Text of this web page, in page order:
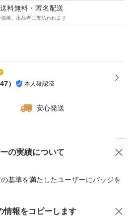
ない方は絶対に購入しないでくだ
ています。 全て不当評価扱いで
とお得です。ヤフオクは「ゴー
る場合ありますが週末（土・
です。 カテゴリ限定等、実施し
で期間・価格など条件の詳細は検
。 クーポンもらえるサイトから
マクーポン(5%OFF)は終了した
・使用手順】 ①クーポン獲得す
ば土・日にもらえます）。ヤフ
検索すれば出てきます。 ヤフオ
料無料・匿名配送
後、出品者に支払われます
） 本人確認済
安心発送
の実績について
基準を満たしたユーザーにバッジを
た商品のため一部機能は利用できません
渉、不適切なカテゴリ変更依頼は禁止です
情報をコピーします
オススメ